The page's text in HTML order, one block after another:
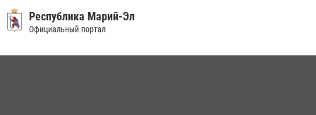
В Марий Эл сотрудники Росгвардии присоединились к масштабной
донорской акции (видео)
Республика Марий-Эл
Официальный портал